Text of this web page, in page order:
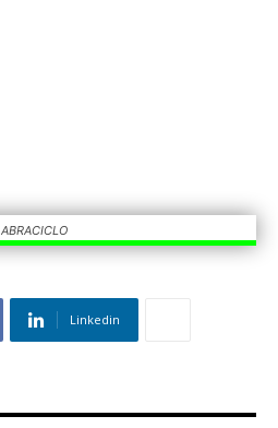
ABRACICLO
Linkedin